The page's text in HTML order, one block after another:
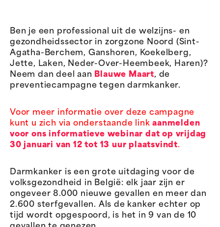
Ben je een professional uit de welzijns- en
gezondheidssector in zorgzone Noord (Sint-
Agatha-Berchem, Ganshoren, Koekelberg,
Jette, Laken, Neder-Over-Heembeek, Haren)?
Neem dan deel aan
Blauwe Maart, de
preventiecampagne tegen darmkanker.
Voor meer informatie over deze campagne
kunt u zich via onderstaande linkaanmelden
voor ons informatieve webinar dat op vrijdag
30 januari van 12 tot 13 uur plaatsvindt.
Darmkanker is een grote uitdaging voor de
volksgezondheid in België: elk jaar zijn er
ongeveer 8.000 nieuwe gevallen en meer dan
2.600 sterfgevallen. Als de kanker echter op
tijd wordt opgespoord, is het in 9 van de 10